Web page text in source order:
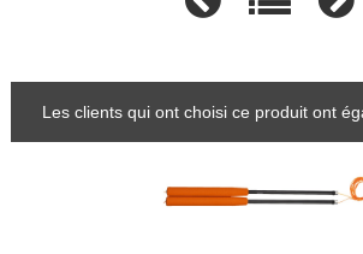
Les clients qui ont choisi ce produit ont